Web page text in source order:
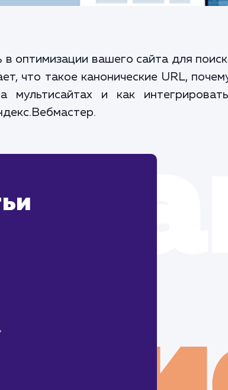
оптимизации вашего сайта для
что такое канонические URL,
и как